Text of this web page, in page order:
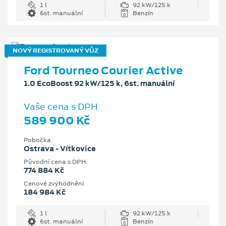
1 l
92 kW/125 k
6st. manuální
Benzín
NOVÝ REGISTROVANÝ VŮZ
Ford Tourneo Courier Active
1.0 EcoBoost 92 kW/125 k, 6st. manuální
Vaše cena s DPH
589 900 Kč
Pobočka
Ostrava - Vítkovice
Původní cena s DPH
774 884 Kč
Cenové zvýhodnění
184 984 Kč
1 l
92 kW/125 k
6st. manuální
Benzín